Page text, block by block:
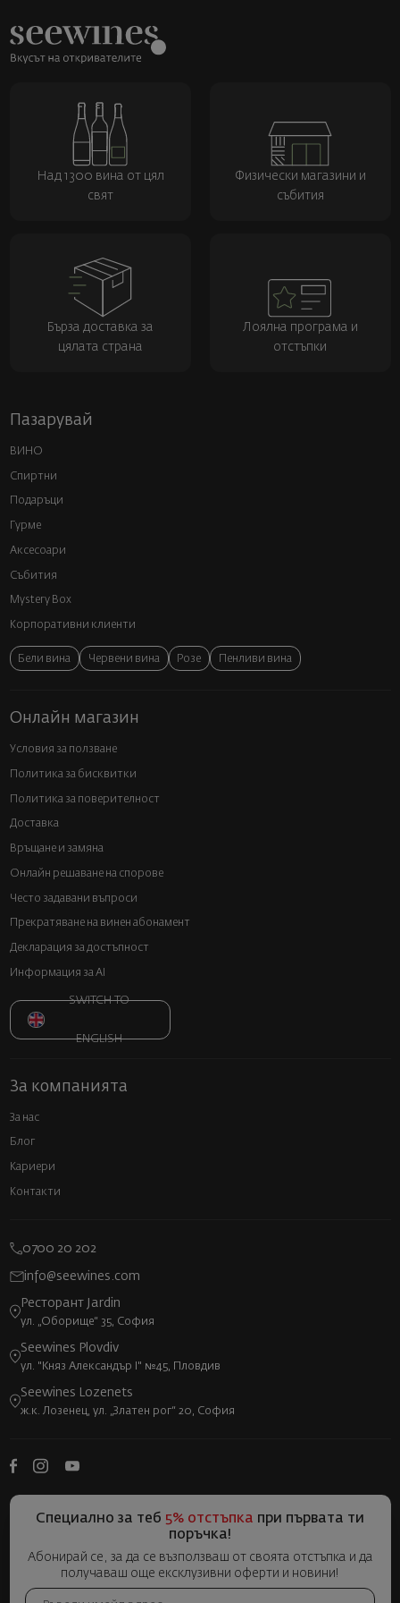
Над 1300 вина от цял
свят
Физически магазини и
събития
Бърза доставка за
цялата страна
Лоялна програма и
отстъпки
Пазарувай
ВИНО
Спиртни
Подаръци
Гурме
Аксесоари
Събития
Mystery Box
Корпоративни клиенти
Бели вина Червени вина Розе Пенливи вина
Онлайн магазин
Условия за ползване
Политика за бисквитки
Политика за поверителност
Доставка
Връщане и замяна
Онлайн решаване на спорове
Често задавани въпроси
Прекратяване на винен абонамент
Декларация за достъпност
Информация за AI
SWITCH TO
ENGLISH
За компанията
За нас
Блог
Кариери
Контакти
0700 20 202
info@seewines.com
Ресторант Jardin
ул. „Оборище“ 35, София
Seewines Plovdiv
ул. "Княз Александър I" №45, Пловдив
Seewines Lozenets
ж.к. Лозенец, ул. „Златен рог“ 20, София
Специално за теб 5% отстъпка при първата ти
поръчка!
Абонирай се, за да се възползваш от своята отстъпка и да
получаваш още ексклузивни оферти и новини!